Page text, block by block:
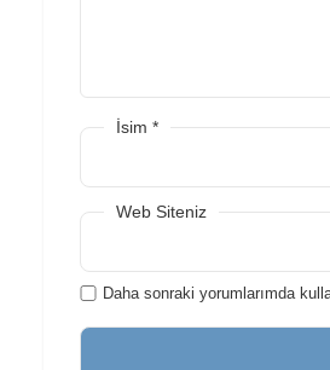
İsim *
Web Siteniz
Daha sonraki yorumlarımda